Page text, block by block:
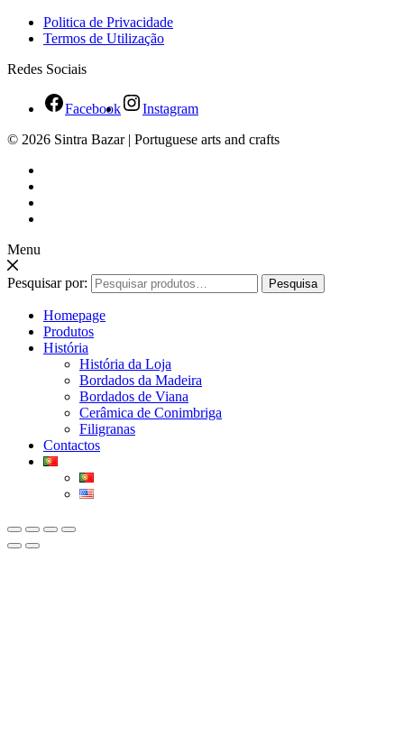
Politica de Privacidade
Termos de Utilização
Redes Sociais
Facebook
Instagram
© 2026 Sintra Bazar | Portuguese arts and crafts
Menu
Pesquisar por: Pesquisa
Homepage
Produtos
História
História da Loja
Bordados da Madeira
Bordados de Viana
Cerâmica de Conimbriga
Filigranas
Contactos